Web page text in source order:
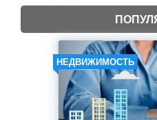
НЕДВИЖИМОСТЬ